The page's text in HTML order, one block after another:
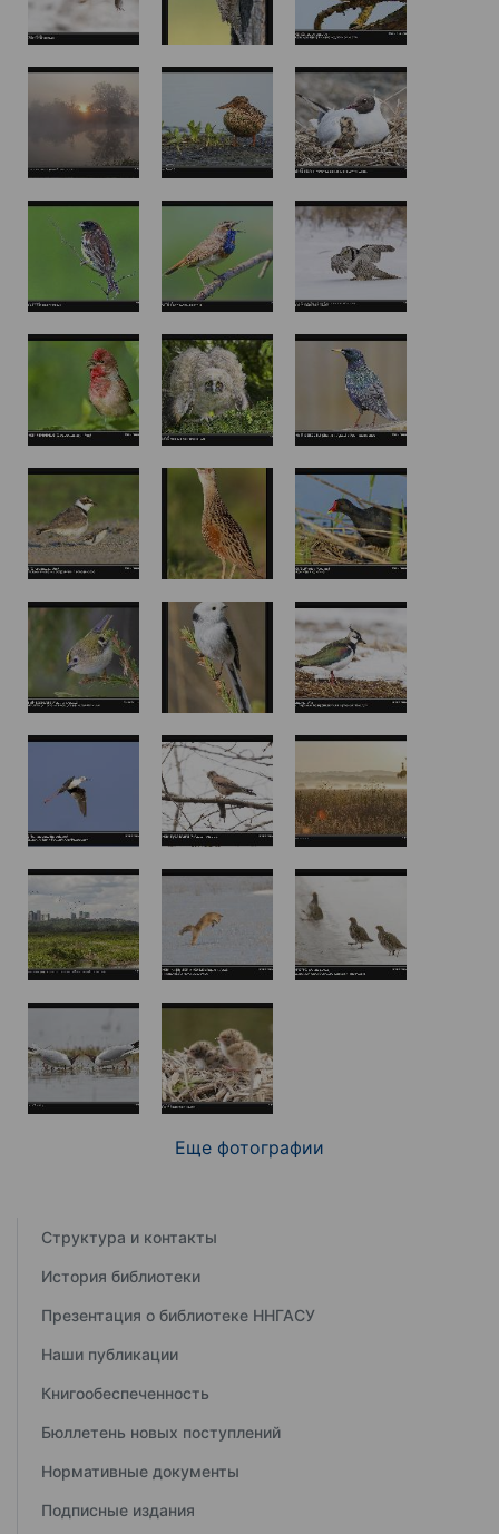
Еще фотографии
Структура и контакты
История библиотеки
Презентация о библиотеке ННГАСУ
Наши публикации
Книгообеспеченность
Бюллетень новых поступлений
Нормативные документы
Подписные издания